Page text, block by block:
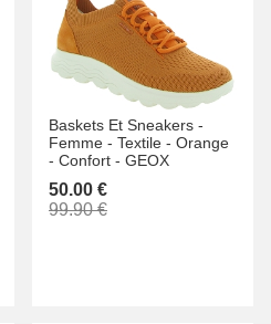
Baskets Et Sneakers -
Femme - Textile - Orange
- Confort - GEOX
50.00 €
99.90 €